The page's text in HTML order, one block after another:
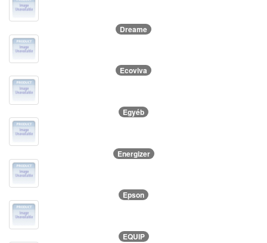
Dreame
Ecoviva
Egyéb
Energizer
Epson
EQUIP